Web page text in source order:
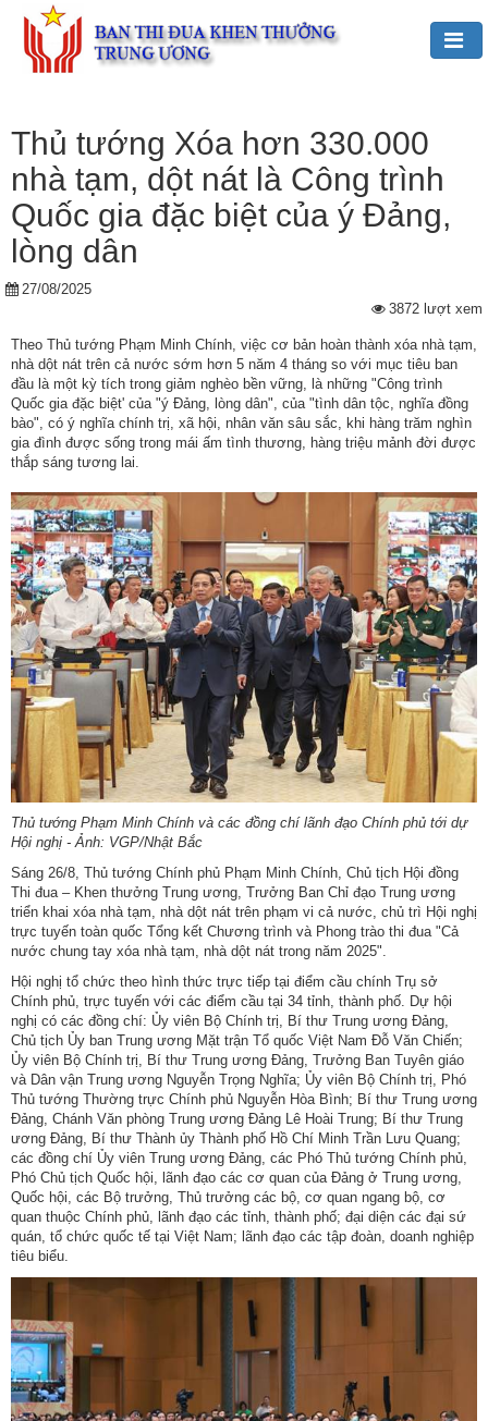
Bác
Hồ
với
TĐKT
Giới
chung
Hoạt
động
của
Ban
TĐKT
Trung
ương
Hướng
dẫn
thủ
tục
Hình
thức
khen
thưởng
Các
kỳ
Đại
hội
TĐYN
toàn
quốc
Hoạt
động
TĐKT
Điển
hình
tiên
tiến
Phong
trào
thi
đua
Chính
-
Kinh
tế
-
Thủ tướng Xóa hơn 330.000
nhà tạm, dột nát là Công trình
Quốc gia đặc biệt của ý Đảng,
lòng dân
27/08/2025
3872 lượt xem
Theo Thủ tướng Phạm Minh Chính, việc cơ bản hoàn thành xóa nhà tạm,
nhà dột nát trên cả nước sớm hơn 5 năm 4 tháng so với mục tiêu ban
đầu là một kỳ tích trong giảm nghèo bền vững, là những "Công trình
Quốc gia đặc biệt' của "ý Đảng, lòng dân", của "tình dân tộc, nghĩa đồng
bào", có ý nghĩa chính trị, xã hội, nhân văn sâu sắc, khi hàng trăm nghìn
gia đình được sống trong mái ấm tình thương, hàng triệu mảnh đời được
thắp sáng tương lai.
Thủ tướng Phạm Minh Chính và các đồng chí lãnh đạo Chính phủ tới dự
Hội nghị - Ảnh: VGP/Nhật Bắc
Sáng 26/8, Thủ tướng Chính phủ Phạm Minh Chính, Chủ tịch Hội đồng
Thi đua – Khen thưởng Trung ương, Trưởng Ban Chỉ đạo Trung ương
triển khai xóa nhà tạm, nhà dột nát trên phạm vi cả nước, chủ trì Hội nghị
trực tuyến toàn quốc Tổng kết Chương trình và Phong trào thi đua "Cả
nước chung tay xóa nhà tạm, nhà dột nát trong năm 2025".
Hội nghị tổ chức theo hình thức trực tiếp tại điểm cầu chính Trụ sở
Chính phủ, trực tuyến với các điểm cầu tại 34 tỉnh, thành phố. Dự hội
nghị có các đồng chí: Ủy viên Bộ Chính trị, Bí thư Trung ương Đảng,
Chủ tịch Ủy ban Trung ương Mặt trận Tổ quốc Việt Nam Đỗ Văn Chiến;
Ủy viên Bộ Chính trị, Bí thư Trung ương Đảng, Trưởng Ban Tuyên giáo
và Dân vận Trung ương Nguyễn Trọng Nghĩa; Ủy viên Bộ Chính trị, Phó
Thủ tướng Thường trực Chính phủ Nguyễn Hòa Bình; Bí thư Trung ương
Đảng, Chánh Văn phòng Trung ương Đảng Lê Hoài Trung; Bí thư Trung
ương Đảng, Bí thư Thành ủy Thành phố Hồ Chí Minh Trần Lưu Quang;
các đồng chí Ủy viên Trung ương Đảng, các Phó Thủ tướng Chính phủ,
Phó Chủ tịch Quốc hội, lãnh đạo các cơ quan của Đảng ở Trung ương,
Quốc hội, các Bộ trưởng, Thủ trưởng các bộ, cơ quan ngang bộ, cơ
quan thuộc Chính phủ, lãnh đạo các tỉnh, thành phố; đại diện các đại sứ
quán, tổ chức quốc tế tại Việt Nam; lãnh đạo các tập đoàn, doanh nghiệp
tiêu biểu.